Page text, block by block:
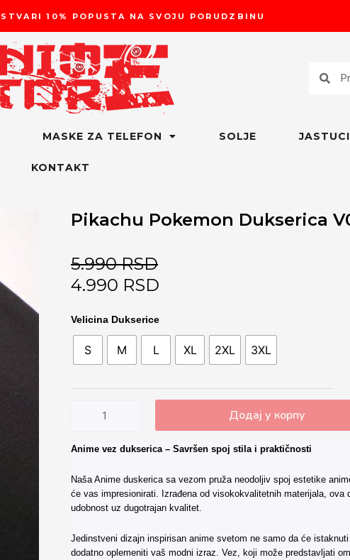
10% POPUSTA NA SVOJU PORUDZBINU
MASKE ZA TELEFON SOLJE JASTUCI
KONTAKT
Pikachu Pokemon Dukserica
5.990RSD
4.990 RSD
Velicina Dukserice
S M L XL 2XL 3XL
Pikachu
Pokemon
Dukserica
количина
Додај у корпу
Alternative:
Anime vez dukserica – Savršen spoj stila i praktičnosti
Naša Anime duskerica sa vezom pruža neodoljiv spoj estetike
će vas impresionirati. Izrađena od visokokvalitetnih materijala, ova
udobnost uz dugotrajan kvalitet.
Jedinstveni dizajn inspirisan anime svetom ne samo da će
dodatno oplemeniti vaš modni izraz. Vez, koji može predstavljati